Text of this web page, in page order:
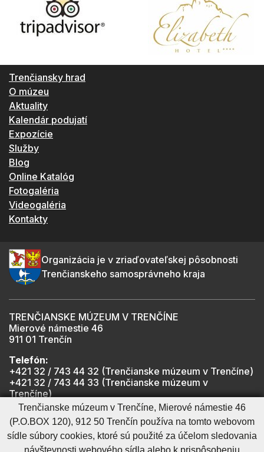
Trenčiansky hrad
O múzeu
Aktuality
Kalendár podujatí
Expozície
Služby
Blog
Online Katalóg
Fotogaléria
Videogaléria
Kontakty
Organizácia je v zriaďovateľskej pôsobnosti
Trenčianskeho samosprávneho kraja
TRENČIANSKE MÚZEUM V TRENČÍNE
Mierové námestie 46
911 01 Trenčín
Telefón:
+421 32 / 743 44 32 (Trenčianske múzeum v Trenčíne)
+421 32 / 743 44 33 (Trenčianske múzeum v
Trenčíne)
+421 901 918 825 (Trenčiansky hrad - informátor -
počas otváracích hodín hradu)
Trenčianske múzeum v Trenčíne, Mierové námestie 46
(P.O.BOX 120), 912 50 Trenčín používa na tomto webovom
sídle súbory cookies, ktoré sú použité za účelom sledovania
návštevnosti webového sídla alebo k prispôsobeniu